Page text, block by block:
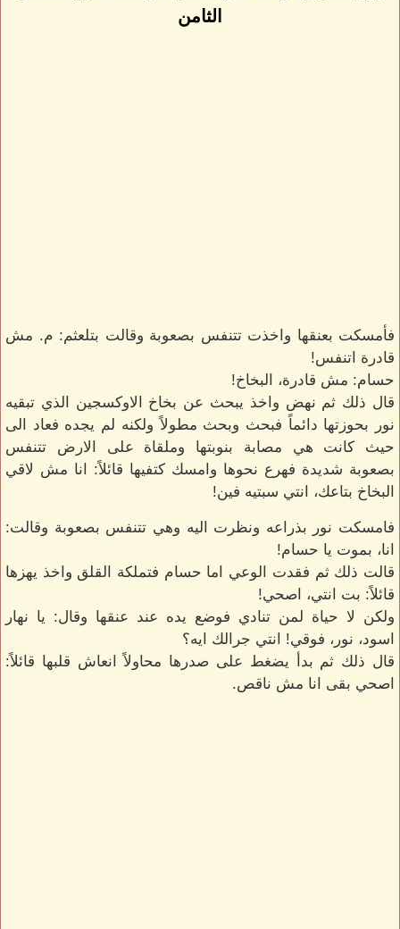
الثامن
فأمسكت بعنقها واخذت تتنفس بصعوبة وقالت بتلعثم: م. مش
قادرة اتنفس!
حسام: مش قادرة، البخاخ!
قال ذلك ثم نهض واخذ يبحث عن بخاخ الاوكسجين الذي تبقيه
نور بحوزتها دائماً فبحث وبحث مطولاً ولكنه لم يجده فعاد الى
حيث كانت هي مصابة بنوبتها وملقاة على الارض تتنفس
بصعوبة شديدة فهرع نحوها وامسك كتفيها قائلاً: انا مش لاقي
البخاخ بتاعك، انتي سبتيه فين!
فامسكت نور بذراعه ونظرت اليه وهي تتنفس بصعوبة وقالت:
انا، بموت يا حسام!
قالت ذلك ثم فقدت الوعي اما حسام فتملكة القلق واخذ يهزها
قائلاً: بت انتي، اصحي!
ولكن لا حياة لمن تنادي فوضع يده عند عنقها وقال: يا نهار
اسود، نور، فوقي! انتي جرالك ايه؟
قال ذلك ثم بدأ يضغط على صدرها محاولاً انعاش قلبها قائلاً:
اصحي بقى انا مش ناقص.